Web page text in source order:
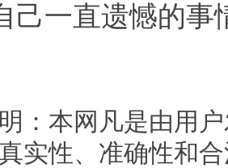
己一直遗憾的事
：本网凡是由用
实性、准确性和